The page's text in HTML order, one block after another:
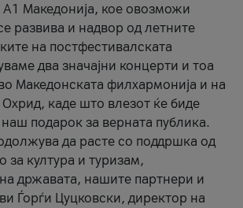
А1 Македонија, кое овозможи
развива и надвор од летните
на постфестивалската
два значајни концерти и тоа
Македонската филхармонија и на
каде што влезот ќе биде
подарок за верната публика.
да расте со поддршка од
за култура и туризам,
државата, нашите партнери и
Ѓорѓи Цуцковски, директор на